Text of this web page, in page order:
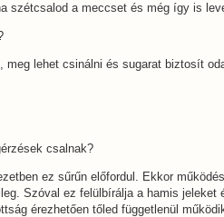
szétcsalod a meccset és még így is
meg lehet csinálni és sugarat biztosít
csalnak?
ez sűrűn előfordul. Ekkor
Szóval ez felülbírálja a hamis jeleket
érezhetően tőled függetlenül